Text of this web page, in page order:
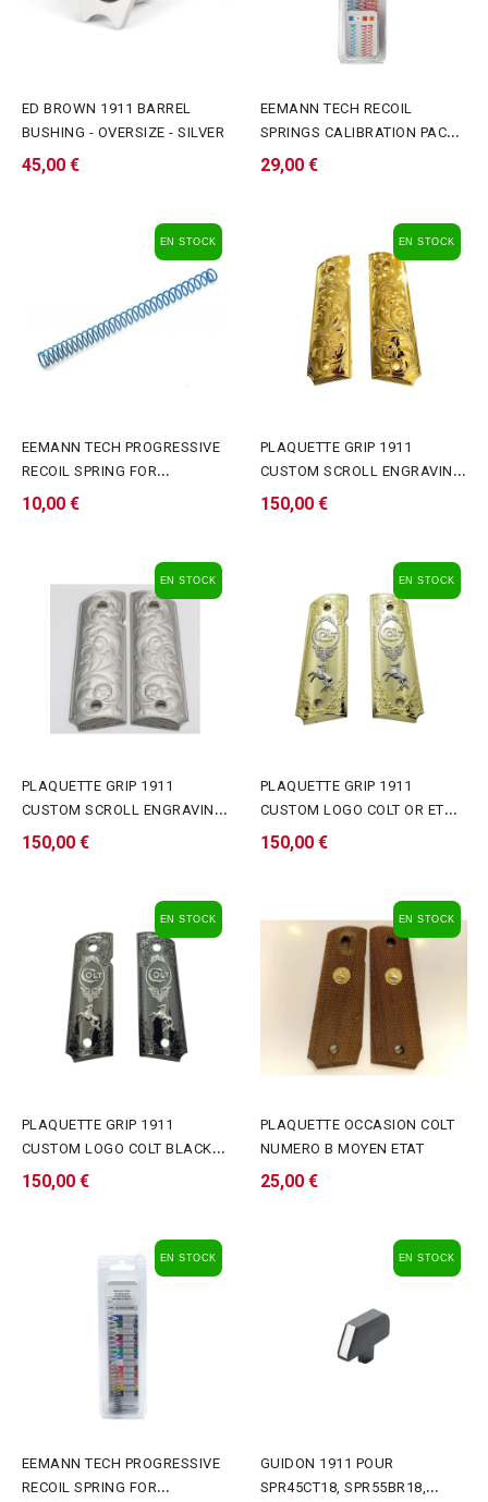
ED BROWN 1911 BARREL
BUSHING - OVERSIZE - SILVER
45,00 €
EEMANN TECH RECOIL
SPRINGS CALIBRATION PACK
STANDARD MAJOR FOR...
29,00 €
EN STOCK
EEMANN TECH PROGRESSIVE
RECOIL SPRING FOR
1911/2011 12 LBS
10,00 €
EN STOCK
PLAQUETTE GRIP 1911
CUSTOM SCROLL ENGRAVING
OR BRILLANT
150,00 €
EN STOCK
PLAQUETTE GRIP 1911
CUSTOM SCROLL ENGRAVING
NICKEL MAT
150,00 €
EN STOCK
PLAQUETTE GRIP 1911
CUSTOM LOGO COLT OR ET
NICKEL
150,00 €
EN STOCK
PLAQUETTE GRIP 1911
CUSTOM LOGO COLT BLACK
SILVER
150,00 €
EN STOCK
PLAQUETTE OCCASION COLT
NUMERO B MOYEN ETAT
25,00 €
EN STOCK
EEMANN TECH PROGRESSIVE
RECOIL SPRING FOR
EN STOCK
GUIDON 1911 POUR
SPR45CT18, SPR55BR18,